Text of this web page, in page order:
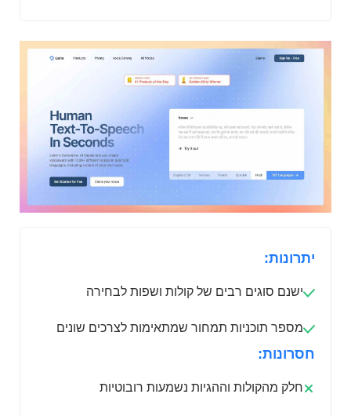
יתרונות:
ישנם סוגים רבים של קולות ושפות לבחירה
מספר תוכניות תמחור שמתאימות לצרכים שונים
חסרונות:
חלק מהקולות וההגיות נשמעות רובוטיות